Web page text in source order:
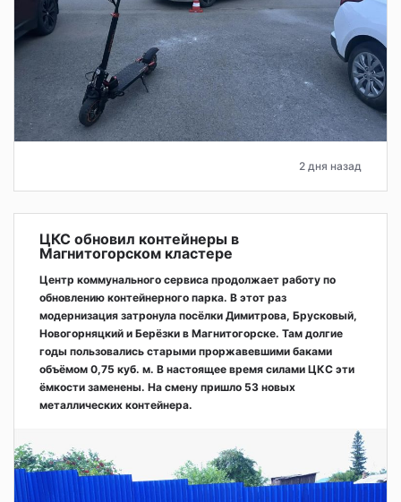
2 дня назад
ЦКС обновил контейнеры в
Магнитогорском кластере
Центр коммунального сервиса продолжает работу по
обновлению контейнерного парка. В этот раз
модернизация затронула посёлки Димитрова, Брусковый,
Новогорняцкий и Берёзки в Магнитогорске. Там долгие
годы пользовались старыми проржавевшими баками
объёмом 0,75 куб. м. В настоящее время силами ЦКС эти
ёмкости заменены. На смену пришло 53 новых
металлических контейнера.